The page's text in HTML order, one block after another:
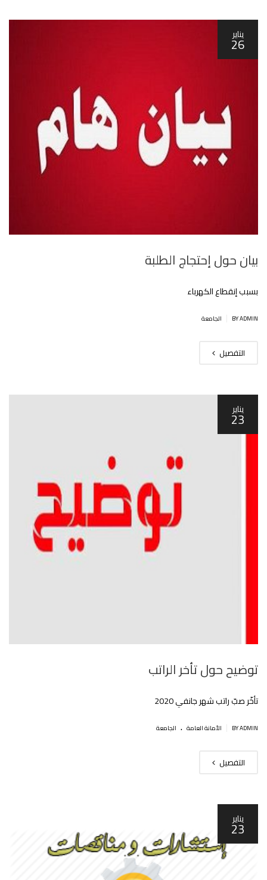
يناير
26
بيان حول إحتجاج الطلبة
بسبب إنقطاع الكهرباء
BY ADMIN الجامعة
التفصيل
يناير
23
توضيح حول تأخر الراتب
تأخّر صبّ راتب شهر جانفي 2020
BY ADMIN اﻷمانة العامة . الجامعة
التفصيل
يناير
23